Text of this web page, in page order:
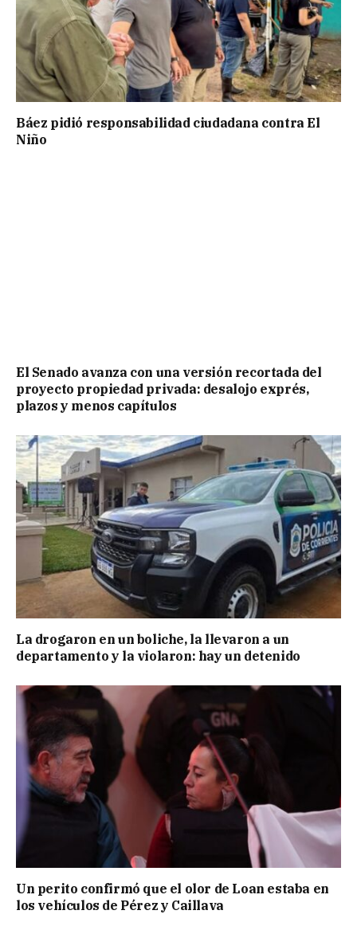
Báez pidió responsabilidad ciudadana contra El
Niño
El Senado avanza con una versión recortada del
proyecto propiedad privada: desalojo exprés,
plazos y menos capítulos
La drogaron en un boliche, la llevaron a un
departamento y la violaron: hay un detenido
Un perito confirmó que el olor de Loan estaba en
los vehículos de Pérez y Caillava